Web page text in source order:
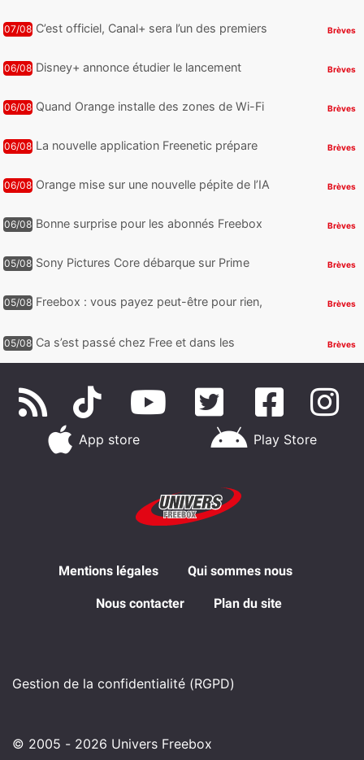
07/08 C’est officiel, Canal+ sera l’un des premiers
Brèves
06/08 Disney+ annonce étudier le lancement
Brèves
06/08 Quand Orange installe des zones de Wi-Fi
Brèves
06/08 La nouvelle application Freenetic prépare
Brèves
06/08 Orange mise sur une nouvelle pépite de l’IA Brèves
06/08 Bonne surprise pour les abonnés Freebox
Brèves
05/08 Sony Pictures Core débarque sur Prime
Brèves
05/08 Freebox : vous payez peut-être pour rien,
Brèves
05/08 Ca s’est passé chez Free et dans les
Brèves
App store Play Store
Mentions légales Qui sommes nous
Nous contacter Plan du site
Gestion de la confidentialité (RGPD)
© 2005 - 2026 Univers Freebox